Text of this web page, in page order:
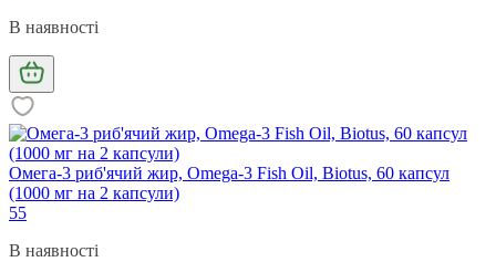
В наявності
Омега-3 риб'ячий жир, Omega-3 Fish Oil, Biotus, 60 капсул
(1000 мг на 2 капсули)
55
В наявності